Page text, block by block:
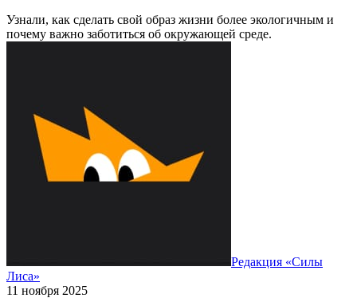
Узнали, как сделать свой образ жизни более экологичным и
почему важно заботиться об окружающей среде.
Редакция «Силы
Лиса»
11 ноября 2025